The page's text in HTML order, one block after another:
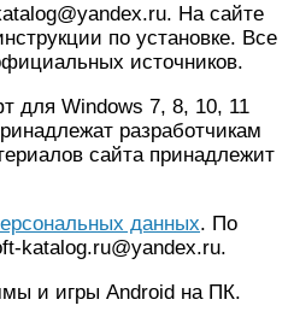
На сайте
по установке. Все
источников.
для Windows 7, 8, 10, 11
разработчикам
сайта принадлежит
данных. По
katalog.ru@yandex.ru.
и игры Android на ПК.